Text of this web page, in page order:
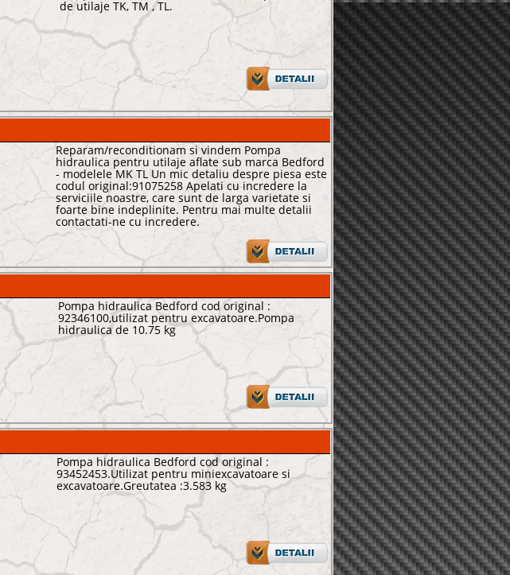
de utilaje TK, TM , TL.
Reparam/reconditionam si vindem Pompa
hidraulica pentru utilaje aflate sub marca Bedford
- modelele MK TL Un mic detaliu despre piesa este
codul original:91075258 Apelati cu incredere la
serviciile noastre, care sunt de larga varietate si
foarte bine indeplinite. Pentru mai multe detalii
contactati-ne cu incredere.
Pompa hidraulica Bedford cod original :
92346100,utilizat pentru excavatoare.Pompa
hidraulica de 10.75 kg
Pompa hidraulica Bedford cod original :
93452453.Utilizat pentru miniexcavatoare si
excavatoare.Greutatea :3.583 kg